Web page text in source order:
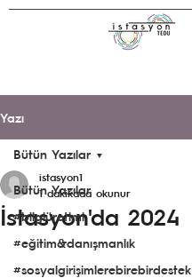
Yazı
Bütün Yazılar
#bilgiüretimi
#eğitim&danışmanlık
#sosyalgirişimlerebirebirdestek
Bütün Yazılar
İstasyon'da 2024
istasyon1
1 dakikada okunur